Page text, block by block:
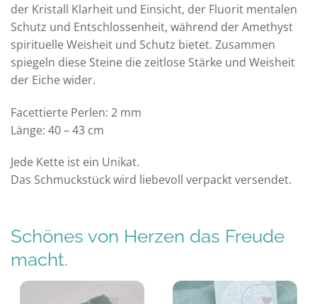
der Kristall Klarheit und Einsicht, der Fluorit mentalen
Schutz und Entschlossenheit, während der Amethyst
spirituelle Weisheit und Schutz bietet. Zusammen
spiegeln diese Steine die zeitlose Stärke und Weisheit
der Eiche wider.
Facettierte Perlen: 2 mm
Länge: 40 – 43 cm
Jede Kette ist ein Unikat.
Das Schmuckstück wird liebevoll verpackt versendet.
Schönes von Herzen das Freude
macht.